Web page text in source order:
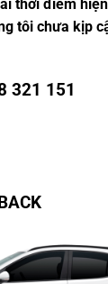
thời điểm
tôi chưa kịp
321 151